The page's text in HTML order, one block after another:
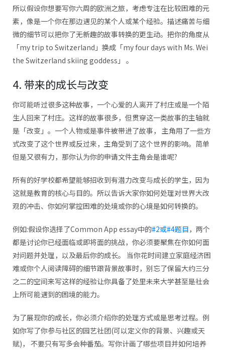
所以假设你想要写你六周的欧洲之旅，考虑专注在比较困难的元
素，像是一个你在那边遇见的某个人或某个经验。描述痛苦与细
微的细节可以把你了无新趣的故事转换的更生动。把你的角度从
「my trip to Switzerland」换成「my four days with Ms. Wei
the Switzerland skiing goddess」 。
4. 带来的成长与改变
你可能听过很多这种故事，一个心爱的人离开了村庄或是一个陌
生人回来了村庄。这样的故事很多，但贯穿这一类故事的主轴就
是「改变」。一个人物或是事件被带进了故事， 主角用了一些方
式改变了这个世界或反过来，主角受到了这个世界的影响。简单
但是又很有力，那你认为你的申请文件主角会是谁呢?
所有的好学校都希望能够招收到有潜力改变与成长的学生，因为
这就是教育的核心与目的。所以告诉大家你如何处理对世界大改
观的冲击、你如何掌控困难的处境或你的心境是如何转换的。
例如:假设你选择了Common App essay中的#2或#4题目，两个
都是讨论你已经面临或即将面的挑战，你必须要聚焦在你如何面
对问题并处理，以及最后你的成长。 当你花时间建立家庭经济困
难或你个人阅读障碍的细节跟背景故事时，别忘了保留大约三分
之二的空间来写这样的经验让你具备了处里未来大学甚至是社会
上所可能遇到的困境的能力。
为了展现你的成长，你必须介绍你的处理方式或是思考过程。例
如你写了你参与社区的园艺社团(可以定义你的背景、兴趣或天
赋)， 不要只有写多会种番茄。写你计画了哪些项目并如何培养